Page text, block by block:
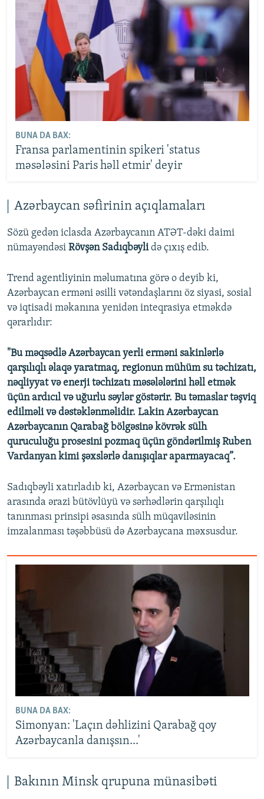
BUNA DA BAX:
Fransa parlamentinin spikeri 'status
məsələsini Paris həll etmir' deyir
Azərbaycan səfirinin açıqlamaları
Sözü gedən iclasda Azərbaycanın ATƏT-dəki daimi
nümayəndəsi Rövşən Sadıqbəylidə çıxış edib.
Trend agentliyinin məlumatına görə o deyib ki,
Azərbaycan erməni əsilli vətəndaşlarını öz siyasi, sosial
və iqtisadi məkanına yenidən inteqrasiya etməkdə
qərarlıdır:
"Bu məqsədlə Azərbaycan yerli erməni sakinlərlə
qarşılıqlı əlaqə yaratmaq, regionun mühüm su təchizatı,
nəqliyyat və enerji təchizatı məsələlərini həll etmək
üçün ardıcıl və uğurlu səylər göstərir. Bu təmaslar təşviq
edilməli və dəstəklənməlidir. Lakin Azərbaycan
Azərbaycanın Qarabağ bölgəsinə kövrək sülh
quruculuğu prosesini pozmaq üçün göndərilmiş Ruben
Vardanyan kimi şəxslərlə danışıqlar aparmayacaq”.
Sadıqbəyli xatırladıb ki, Azərbaycan və Ermənistan
arasında ərazi bütövlüyü və sərhədlərin qarşılıqlı
tanınması prinsipi əsasında sülh müqaviləsinin
imzalanması təşəbbüsü də Azərbaycana məxsusdur.
BUNA DA BAX:
Simonyan: 'Laçın dəhlizini Qarabağ qoy
Azərbaycanla danışsın...'
Bakının Minsk qrupuna münasibəti